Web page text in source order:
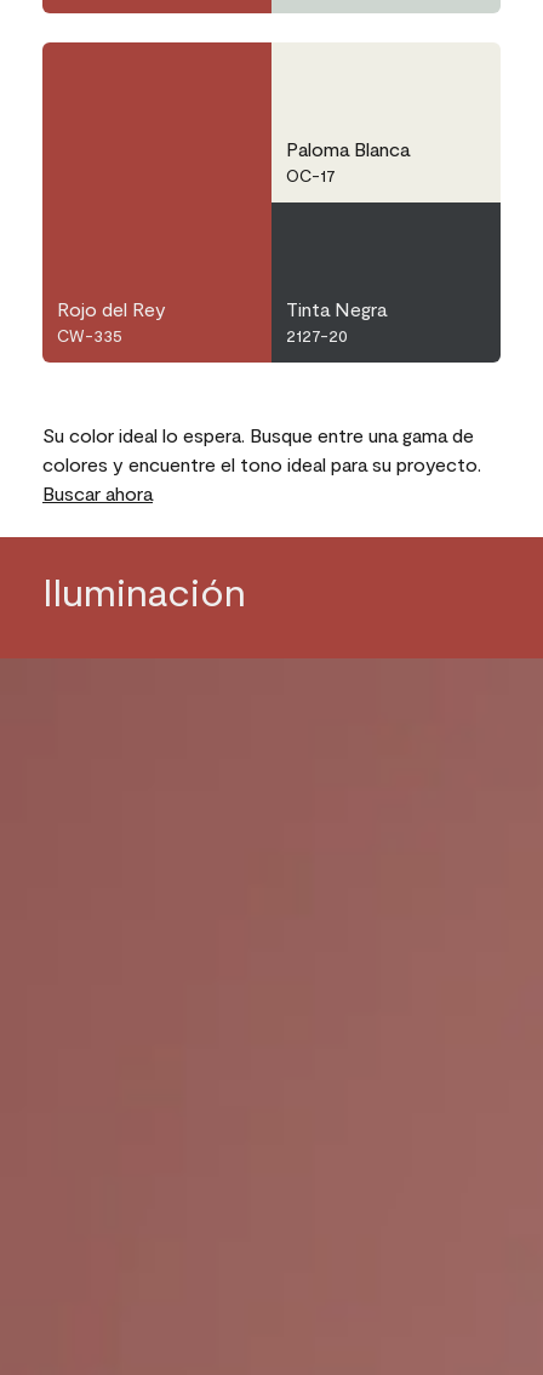
Rojo del Rey
CW-335
Paloma Blanca
OC-17
Tinta Negra
2127-20
Su color ideal lo espera. Busque entre una gama de
colores y encuentre el tono ideal para su proyecto.
Buscar ahora
Iluminación